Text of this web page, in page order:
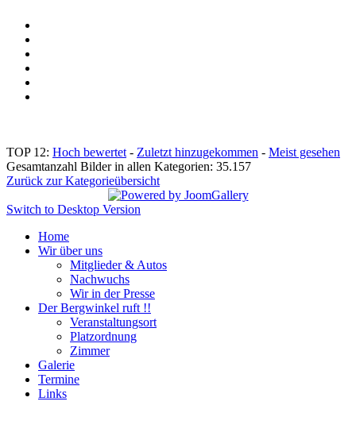
TOP 12: Hoch bewertet - Zuletzt hinzugekommen - Meist gesehen
Gesamtanzahl Bilder in allen Kategorien: 35.157
Zurück zur Kategorieübersicht
Switch to Desktop Version
Home
Wir über uns
Mitglieder & Autos
Nachwuchs
Wir in der Presse
Der Bergwinkel ruft !!
Veranstaltungsort
Platzordnung
Zimmer
Galerie
Termine
Links